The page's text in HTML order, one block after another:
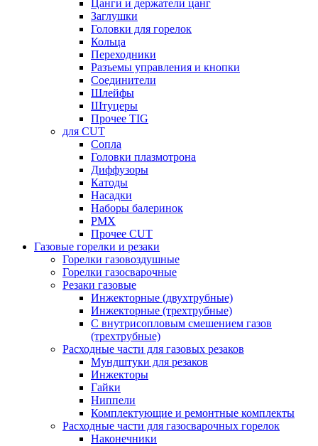
Цанги и держатели цанг
Заглушки
Головки для горелок
Кольца
Переходники
Разъемы управления и кнопки
Соединители
Шлейфы
Штуцеры
Прочее TIG
для CUT
Сопла
Головки плазмотрона
Диффузоры
Катоды
Насадки
Наборы балеринок
PMX
Прочее CUT
Газовые горелки и резаки
Горелки газовоздушные
Горелки газосварочные
Резаки газовые
Инжекторные (двухтрубные)
Инжекторные (трехтрубные)
С внутрисопловым смешением газов
(трехтрубные)
Расходные части для газовых резаков
Мундштуки для резаков
Инжекторы
Гайки
Ниппели
Комплектующие и ремонтные комплекты
Расходные части для газосварочных горелок
Наконечники